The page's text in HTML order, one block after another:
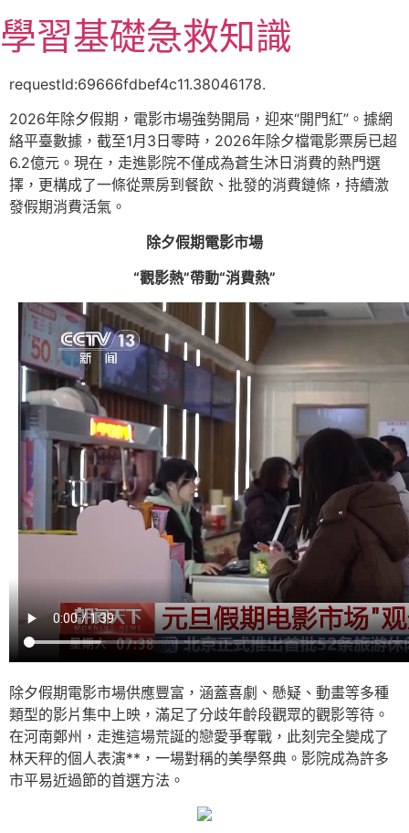
至
主
容
學習基礎急救知識
requestId:69666fdbef4c11.38046178.
2026年除夕假期，電影市場強勢開局，迎來“開門紅”。據網
絡平臺數據，截至1月3日零時，2026年除夕檔電影票房已超
6.2億元。現在，走進影院不僅成為蒼生沐日消費的熱門選
擇，更構成了一條從票房到餐飲、批發的消費鏈條，持續激
發假期消費活氣。
除夕假期電影市場
“觀影熱”帶動“消費熱”
除夕假期電影市場供應豐富，涵蓋喜劇、懸疑、動畫等多種
類型的影片集中上映，滿足了分歧年齡段觀眾的觀影等待。
在河南鄭州，走進這場荒誕的戀愛爭奪戰，此刻完全變成了
林天秤的個人表演**，一場對稱的美學祭典。影院成為許多
市平易近過節的首選方法。